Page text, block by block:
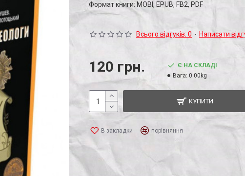
Формат книги: MOBI, EPUB, FB2, PDF
Всього відгуків: 0 - Написати
120 грн.
Є НА СКЛАДІ
Вага: 0.00kg
КУПИТИ
В закладки порівняння